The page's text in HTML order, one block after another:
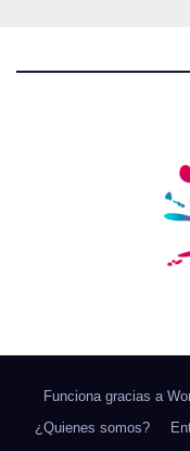
Funciona gracias a
¿Quienes somos?